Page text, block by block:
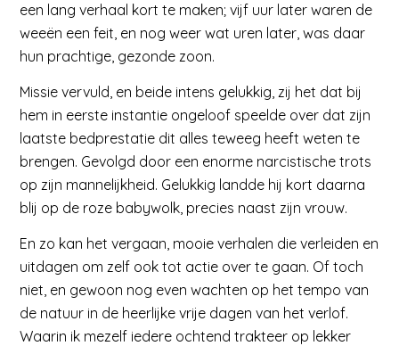
een lang verhaal kort te maken; vijf uur later waren de
weeën een feit, en nog weer wat uren later, was daar
hun prachtige, gezonde zoon.
Missie vervuld, en beide intens gelukkig, zij het dat bij
hem in eerste instantie ongeloof speelde over dat zijn
laatste bedprestatie dit alles teweeg heeft weten te
brengen. Gevolgd door een enorme narcistische trots
op zijn mannelijkheid. Gelukkig landde hij kort daarna
blij op de roze babywolk, precies naast zijn vrouw.
En zo kan het vergaan, mooie verhalen die verleiden en
uitdagen om zelf ook tot actie over te gaan. Of toch
niet, en gewoon nog even wachten op het tempo van
de natuur in de heerlijke vrije dagen van het verlof.
Waarin ik mezelf iedere ochtend trakteer op lekker